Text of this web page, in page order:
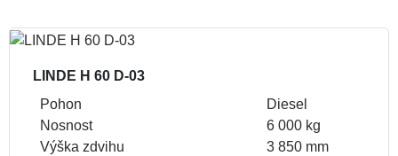
LINDE H 60 D-03
Pohon
Diesel
Nosnost
6 000 kg
Výška zdvihu
3 850 mm